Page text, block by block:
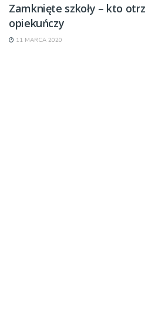
Zamknięte szkoły – kto
opiekuńczy
11 MARCA 2020